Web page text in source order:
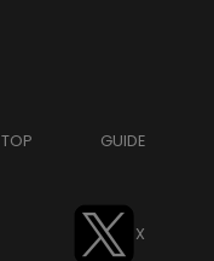
TOP GUIDE
X